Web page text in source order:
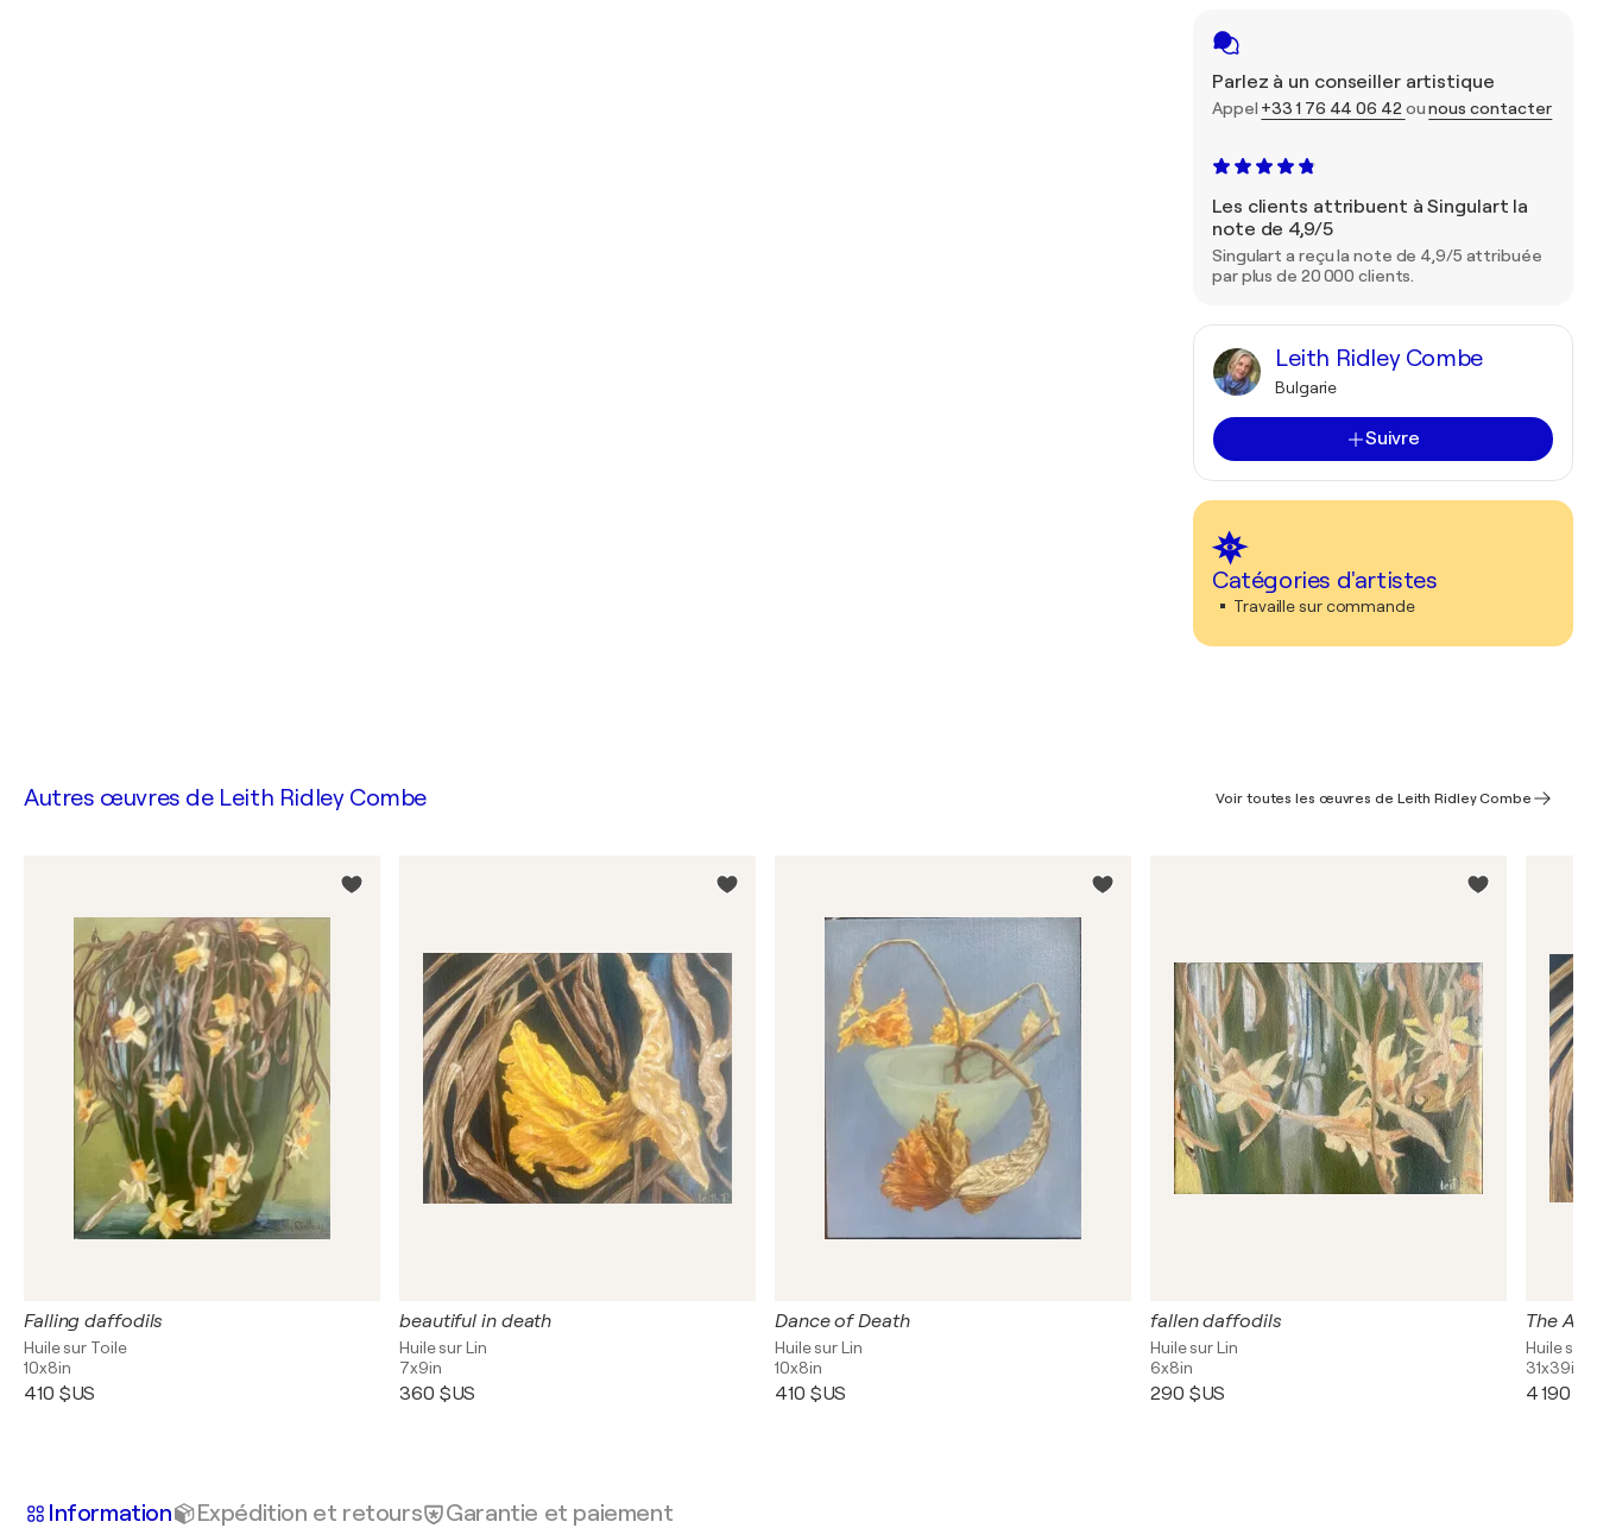
Parlez à un conseiller artistique
Appel +33 1 76 44 06 42 ounous contacter
Les clients attribuent à Singulart la
note de 4,9/5
Singulart a reçu la note de 4,9/5 attribuée
par plus de 20 000 clients.
Leith Ridley Combe
Bulgarie
Suivre
Catégories d'artistes
Travaille sur commande
Autres œuvres de Leith Ridley Combe Voir toutes les œuvres de Leith Ridley Combe
Falling daffodils
Huile sur Toile
10x8in
410 $US
beautiful in death
Huile sur Lin
7x9in
360 $US
Dance of Death
Huile sur Lin
10x8in
410 $US
fallen daffodils
Huile sur Lin
6x8in
290 $US
The
Huile sur
31x39in
4 190
Information Expédition et retours Garantie et paiement